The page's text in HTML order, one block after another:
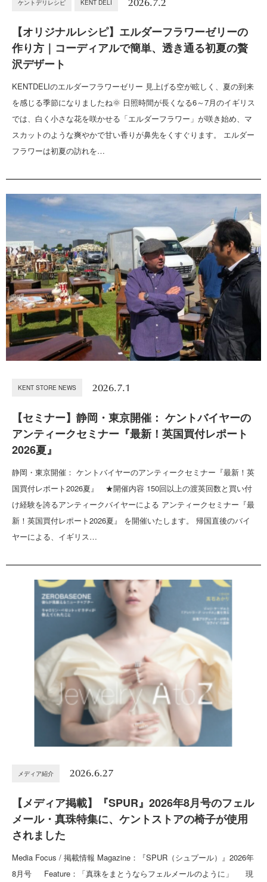
ケントデリレシピ KENT DELI 2026.7.2
【オリジナルレシピ】エルダーフラワーゼリーの
作り方｜コーディアルで簡単、透き通る初夏の贅
沢デザート
KENTDELIのエルダーフラワーゼリー 見上げる空が眩しく、夏の到来
を感じる季節になりましたね🌞 日照時間が長くなる6～7月のイギリス
では、白く小さな花を咲かせる「エルダーフラワー」が咲き始め、マ
スカットのような爽やかで甘い香りが鼻先をくすぐります。 エルダー
フラワーは初夏の訪れを…
KENT STORE NEWS 2026.7.1
【セミナー】静岡・東京開催： ケントバイヤーの
アンティークセミナー『最新！英国買付レポート
2026夏』
静岡・東京開催： ケントバイヤーのアンティークセミナー『最新！英
国買付レポート2026夏』 ★開催内容 150回以上の渡英回数と買い付
け経験を誇るアンティークバイヤーによる アンティークセミナー『最
新！英国買付レポート2026夏』 を開催いたします。 帰国直後のバイ
ヤーによる、イギリス…
メディア紹介 2026.6.27
【メディア掲載】『SPUR』2026年8月号のフェル
メール・真珠特集に、ケントストアの椅子が使用
されました
Media Focus / 掲載情報 Magazine：『SPUR（シュプール）』2026年
8月号 Feature：「真珠をまとうならフェルメールのように」 現